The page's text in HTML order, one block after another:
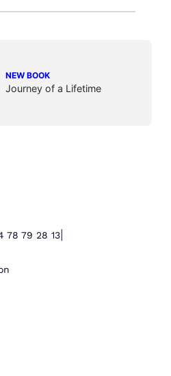
NEW BOOK
Journey of a Lifetime
78 79 28 13